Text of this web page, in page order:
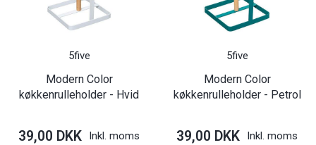
5five
Modern Color
køkkenrulleholder - Hvid
39,00 DKK Inkl. moms
5five
Modern Color
køkkenrulleholder - Petrol
39,00 DKK Inkl. moms